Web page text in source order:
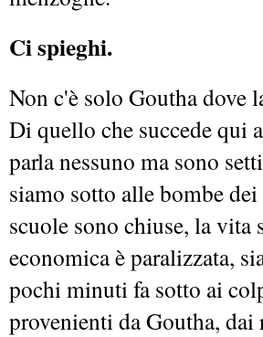
Ci spieghi.
Non c'è solo Goutha dove
Di quello che succede qui
parla nessuno ma sono
siamo sotto alle bombe
scuole sono chiuse, la vita
economica è paralizzata,
pochi minuti fa sotto ai
provenienti da Goutha,